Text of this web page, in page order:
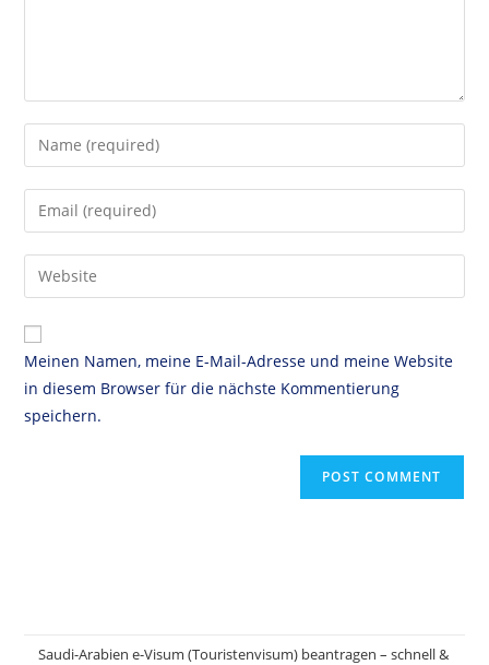
Meinen Namen, meine E-Mail-Adresse und meine Website
in diesem Browser für die nächste Kommentierung
speichern.
Saudi-Arabien e-Visum (Touristenvisum) beantragen – schnell &